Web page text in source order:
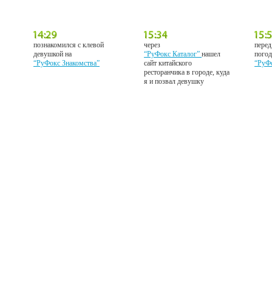
познакомился с клевой
девушкой на
“РуФокс Знакомства”
через
“РуФокс Каталог”нашел
сайт китайского
ресторанчика в городе, куда
я и позвал девушку